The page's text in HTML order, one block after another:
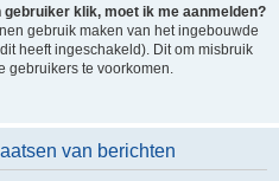
klik, moet ik me aanmelden?
gebruik maken van het ingebouwde
heeft ingeschakeld). Dit om misbruik
gebruikers te voorkomen.
van berichten